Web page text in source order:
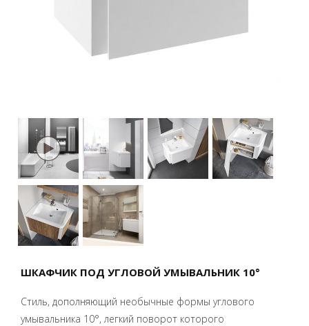
ШКАФЧИК ПОД УГЛОВОЙ УМЫВАЛЬНИК 10°
Стиль, дополняющий необычные формы углового
умывальника 10°, легкий поворот которого